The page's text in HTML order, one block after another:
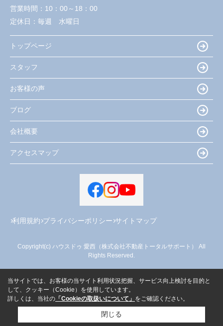
営業時間： 10：00～18：00
定休日： 毎週 水曜日
トップページ
スタッフ
お客様の声
ブログ
会社概要
アクセスマップ
利用規約 プライバシーポリシー サイトマップ
Copyright(c) ハウスドゥ 愛西（株式会社不動産トータルサポート） All
Rights Reserved.
当サイトでは、お客様の当サイト利用状況把握、サービス向上検討を目的と
して、クッキー（Cookie）を使用しています。
詳しくは、当社の 「Cookieの取扱いについて」 をご確認ください。
閉じる